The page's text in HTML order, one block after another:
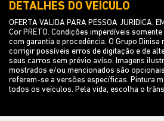
DETALHES DO VEÍCULO
OFERTA VALIDA PARA PESSOA JURIDICA.
Cor PRETO. Condições imperdíveis
com garantia e procedência. O Grupo
corrigir possíveis erros de digitação e de
seus carros sem prévio aviso. Imagens
mostrados e/ou mencionados são
referem-se a versões específicas. Pintura
todos os veículos. Pela vida, escolha o